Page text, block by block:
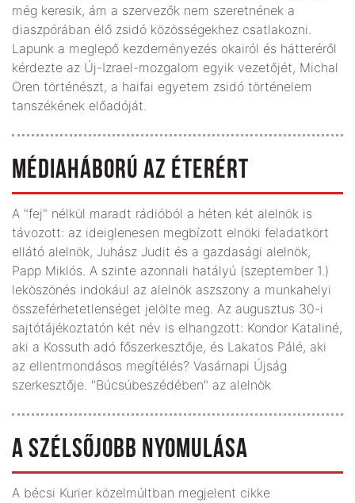
még keresik, ám a szervezők nem szeretnének a
diaszpórában élő zsidó közösségekhez csatlakozni.
Lapunk a meglepő kezdeményezés okairól és hátteréről
kérdezte az Új-Izrael-mozgalom egyik vezetőjét, Michal
Oren történészt, a haifai egyetem zsidó történelem
tanszékének előadóját.
MÉDIAHÁBORÚ AZ ÉTERÉRT
A "fej" nélkül maradt rádióból a héten két alelnök is
távozott: az ideiglenesen megbízott elnöki feladatkört
ellátó alelnök, Juhász Judit és a gazdasági alelnök,
Papp Miklós. A szinte azonnali hatályú (szeptember 1.)
leköszönés indokául az alelnök aszszony a munkahelyi
összeférhetetlenséget jelölte meg. Az augusztus 30-i
sajtótájékoztatón két név is elhangzott: Kondor Kataliné,
aki a Kossuth adó főszerkesztője, és Lakatos Pálé, aki
az ellentmondásos megítélés? Vasárnapi Újság
szerkesztője. "Búcsúbeszédében" az alelnök
A SZÉLSŐJOBB NYOMULÁSA
A bécsi Kurier közelmúltban megjelent cikke